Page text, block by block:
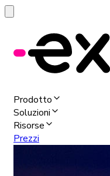
Prodotto
Soluzioni
Risorse
Prezzi